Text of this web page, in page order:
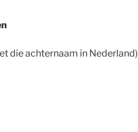
die achternaam in Nederland)